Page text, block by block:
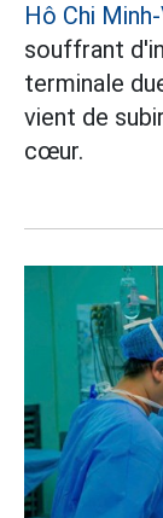
Hô Chi
souffrant
terminale
vient de
cœur.